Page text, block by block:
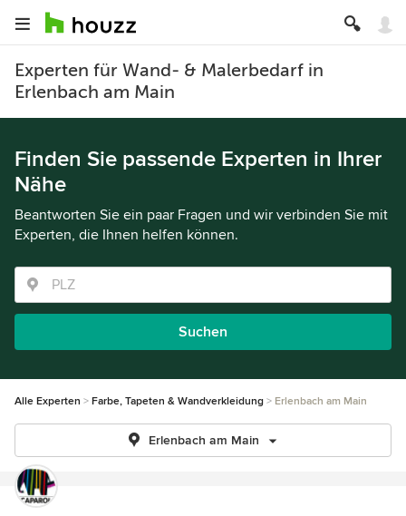
Experten für Wand- & Malerbedarf in
Erlenbach am Main
Finden Sie passende Experten in Ihrer
Nähe
Beantworten Sie ein paar Fragen und wir verbinden Sie mit
Experten, die Ihnen helfen können.
Suchen
Alle Experten Farbe, Tapeten & Wandverkleidung Erlenbach am Main
Erlenbach am Main